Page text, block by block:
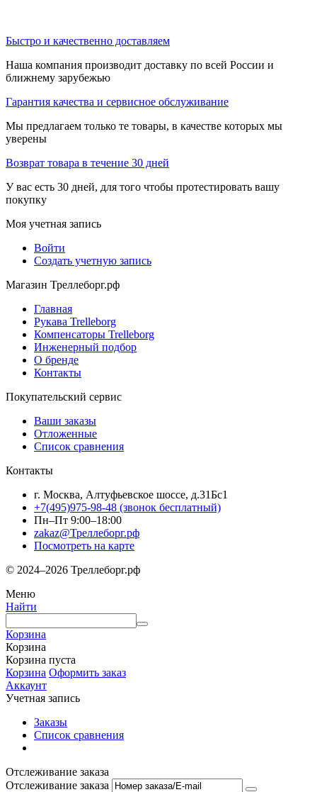
Быстро и качественно доставляем
Наша компания производит доставку по всей России и
ближнему зарубежью
Гарантия качества и сервисное обслуживание
Мы предлагаем только те товары, в качестве которых мы
уверены
Возврат товара в течение 30 дней
У вас есть 30 дней, для того чтобы протестировать вашу
покупку
Моя учетная запись
Войти
Создать учетную запись
Магазин Треллеборг.рф
Главная
Рукава Trelleborg
Компенсаторы Trelleborg
Инженерный подбор
О бренде
Контакты
Покупательский сервис
Ваши заказы
Отложенные
Список сравнения
Контакты
г. Москва, Алтуфьевское шоссе, д.31Бс1
+7(495)975-98-48 (звонок бесплатный)
Пн–Пт 9:00–18:00
zakaz@Треллеборг.рф
Посмотреть на карте
© 2024–2026 Треллеборг.рф
Меню
Найти
Корзина
Корзина
Корзина пуста
Корзина Оформить заказ
Аккаунт
Учетная запись
Заказы
Список сравнения
Отслеживание заказа
Отслеживание заказа